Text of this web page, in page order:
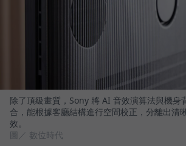
除了頂級畫質，Sony 將 AI 音效演算法與機身
合，能根據客廳結構進行空間校正，分離出清
效。
圖／ 數位時代